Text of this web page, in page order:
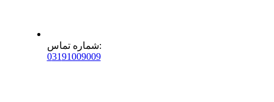
شماره تماس:
03191009009